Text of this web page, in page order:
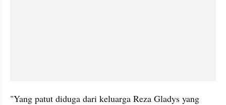
"Yang patut diduga dari keluarga Reza Gladys yang